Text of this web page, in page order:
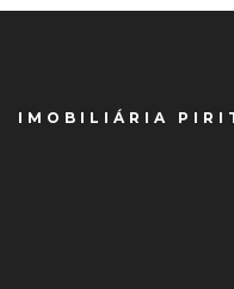
IMOBILIÁRIA